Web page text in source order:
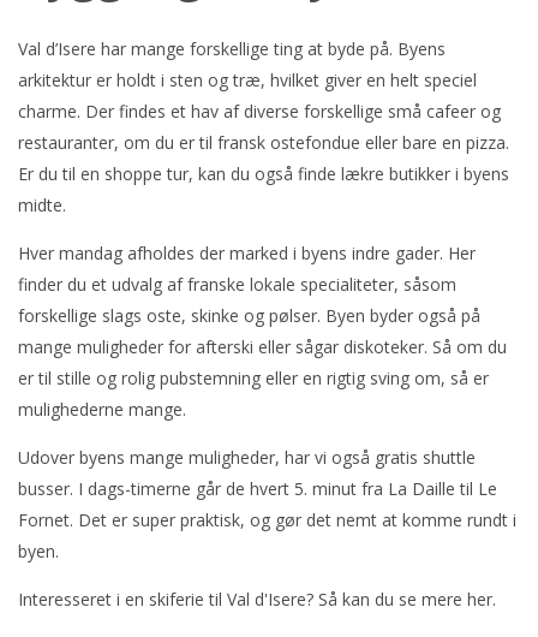
Val d’Isere har mange forskellige ting at byde på. Byens
arkitektur er holdt i sten og træ, hvilket giver en helt speciel
charme. Der findes et hav af diverse forskellige små cafeer og
restauranter, om du er til fransk ostefondue eller bare en pizza.
Er du til en shoppe tur, kan du også finde lækre butikker i byens
midte.
Hver mandag afholdes der marked i byens indre gader. Her
finder du et udvalg af franske lokale specialiteter, såsom
forskellige slags oste, skinke og pølser. Byen byder også på
mange muligheder for afterski eller sågar diskoteker. Så om du
er til stille og rolig pubstemning eller en rigtig sving om, så er
mulighederne mange.
Udover byens mange muligheder, har vi også gratis shuttle
busser. I dags-timerne går de hvert 5. minut fra La Daille til Le
Fornet. Det er super praktisk, og gør det nemt at komme rundt i
byen.
Interesseret i en skiferie til Val d'Isere? Så kan du se mere her.